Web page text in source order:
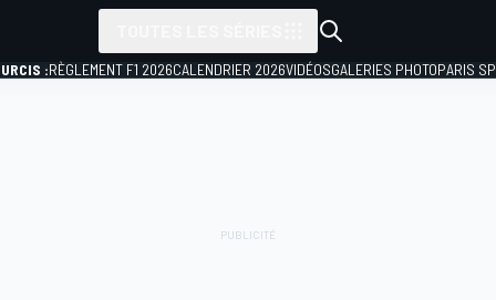
:RÈGLEMENT F1 2026CALENDRIER 2026VIDÉOSGALERIES PHOTOPARIS